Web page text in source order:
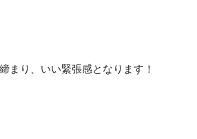
まり、いい緊張感となります！